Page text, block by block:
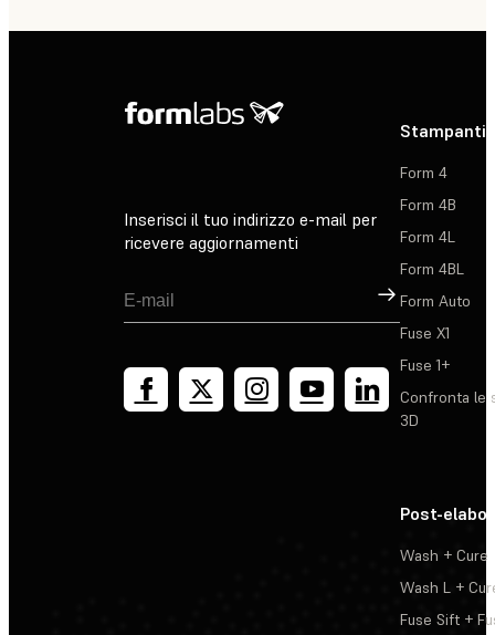
Inserisci il tuo indirizzo e-mail per
ricevere aggiornamenti
Registrati
Stampanti
Form 4
Form 4B
Form 4L
Form 4BL
Form Auto
Fuse X1
Fuse 1+
Confronta le
3D
Post-
Wash + Cure
Wash L +
Fuse Sift +